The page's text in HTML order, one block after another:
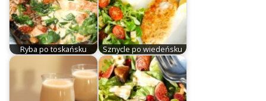
Ryba po toskańsku Sznycle po wiedeńsku